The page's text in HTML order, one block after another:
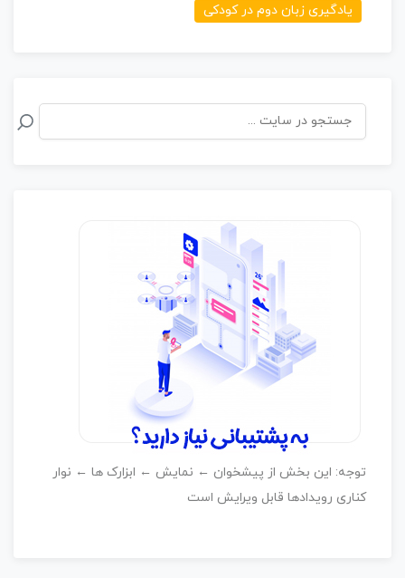
یادگیری زبان دوم در کودکی
توجه: این بخش از پیشخوان ← نمایش ← ابزارک ها ← نوار
کناری رویدادها قابل ویرایش است